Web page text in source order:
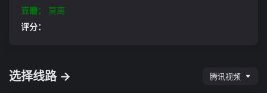
豆瓣：
莫离
评分：
选择线路 → 腾讯视频